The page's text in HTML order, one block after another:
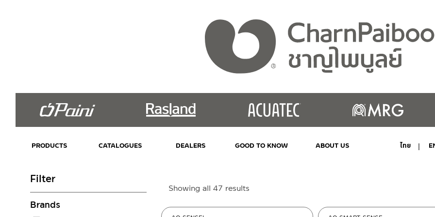
PRODUCTS CATALOGUES DEALERS GOOD TO KNOW ABOUT US ไทย
Showing all 47 results
latest
Filter
Brands